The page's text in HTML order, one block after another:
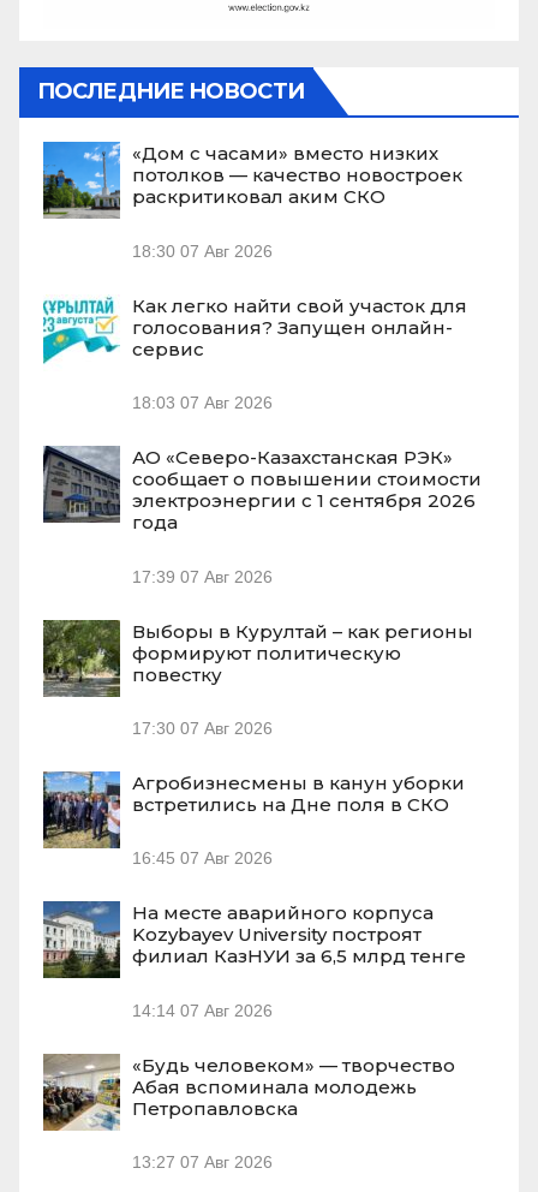
ПОСЛЕДНИЕ НОВОСТИ
«Дом с часами» вместо низких
потолков — качество новостроек
раскритиковал аким СКО
18:30 07 Авг 2026
Как легко найти свой участок для
голосования? Запущен онлайн-
сервис
18:03 07 Авг 2026
АО «Северо-Казахстанская РЭК»
сообщает о повышении стоимости
электроэнергии с 1 сентября 2026
года
17:39 07 Авг 2026
Выборы в Курултай – как регионы
формируют политическую
повестку
17:30 07 Авг 2026
Агробизнесмены в канун уборки
встретились на Дне поля в СКО
16:45 07 Авг 2026
На месте аварийного корпуса
Kozybayev University построят
филиал КазНУИ за 6,5 млрд тенге
14:14 07 Авг 2026
«Будь человеком» — творчество
Абая вспоминала молодежь
Петропавловска
13:27 07 Авг 2026